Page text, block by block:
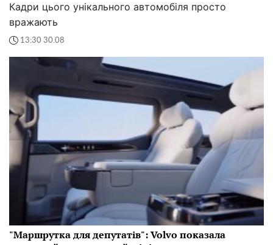
Кадри цього унікального автомобіля просто
вражають
13:30 30.08
"Маршрутка для депутатів": Volvo показала